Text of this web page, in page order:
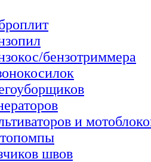
бензотриммера
и
швов